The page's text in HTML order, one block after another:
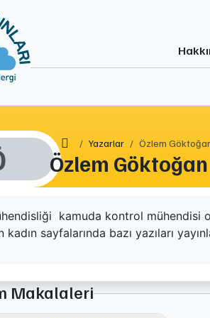
Ana SayfaYazarlar Özlem
Özlem Göktoğan
kamuda kontrol mühendisi
kadın sayfalarında bazı yazıları
Makalaleri